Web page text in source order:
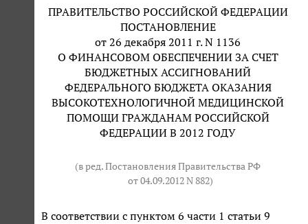
ПРАВИТЕЛЬСТВО РОССИЙСКОЙ ФЕДЕРАЦИИ
ПОСТАНОВЛЕНИЕ
от 26 декабря 2011 г. N 1136
О ФИНАНСОВОМ ОБЕСПЕЧЕНИИ ЗА СЧЕТ
БЮДЖЕТНЫХ АССИГНОВАНИЙ
ФЕДЕРАЛЬНОГО БЮДЖЕТА ОКАЗАНИЯ
ВЫСОКОТЕХНОЛОГИЧНОЙ МЕДИЦИНСКОЙ
ПОМОЩИ ГРАЖДАНАМ РОССИЙСКОЙ
ФЕДЕРАЦИИ В 2012 ГОДУ
(в ред. Постановления Правительства РФ
от 04.09.2012 N 882)
В соответствии с пунктом 6 части 1 статьи 9